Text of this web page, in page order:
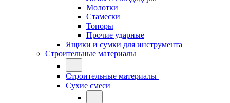
Молотки
Стамески
Топоры
Прочие ударные
Ящики и сумки для инструмента
Строительные материалы
Строительные материалы
Сухие смеси